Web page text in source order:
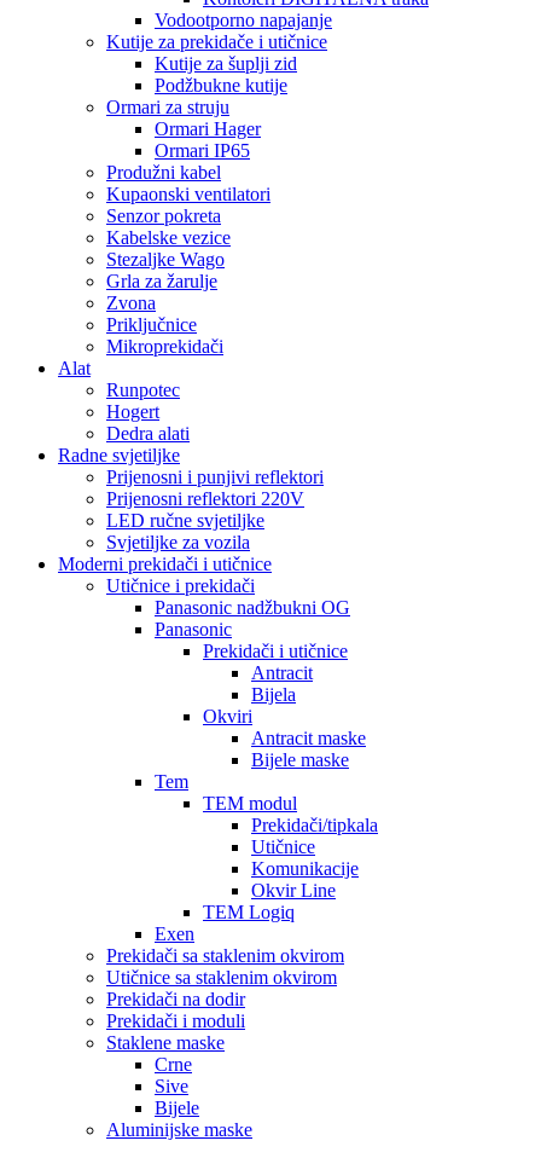
Vodootporno napajanje
Kutije za prekidače i utičnice
Kutije za šuplji zid
Podžbukne kutije
Ormari za struju
Ormari Hager
Ormari IP65
Produžni kabel
Kupaonski ventilatori
Senzor pokreta
Kabelske vezice
Stezaljke Wago
Grla za žarulje
Zvona
Priključnice
Mikroprekidači
Alat
Runpotec
Hogert
Dedra alati
Radne svjetiljke
Prijenosni i punjivi reflektori
Prijenosni reflektori 220V
LED ručne svjetiljke
Svjetiljke za vozila
Moderni prekidači i utičnice
Utičnice i prekidači
Panasonic nadžbukni OG
Panasonic
Prekidači i utičnice
Antracit
Bijela
Okviri
Antracit maske
Bijele maske
Tem
TEM modul
Prekidači/tipkala
Utičnice
Komunikacije
Okvir Line
TEM Logiq
Exen
Prekidači sa staklenim okvirom
Utičnice sa staklenim okvirom
Prekidači na dodir
Prekidači i moduli
Staklene maske
Crne
Sive
Bijele
Aluminijske maske